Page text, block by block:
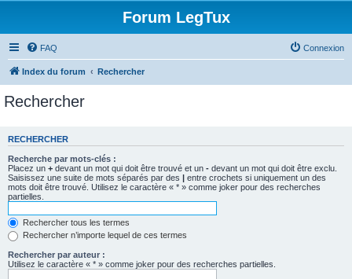
Forum LegTux
FAQ Connexion
Index du forum Rechercher
Rechercher
RECHERCHER
Recherche par mots-clés :
Placez un + devant un mot qui doit être trouvé et un - devant un mot qui doit être exclu.
Saisissez une suite de mots séparés par des | entre crochets si uniquement un des
mots doit être trouvé. Utilisez le caractère « * » comme joker pour des recherches
partielles.
Rechercher tous les termes
Rechercher n’importe lequel de ces termes
Rechercher par auteur :
Utilisez le caractère « * » comme joker pour des recherches partielles.